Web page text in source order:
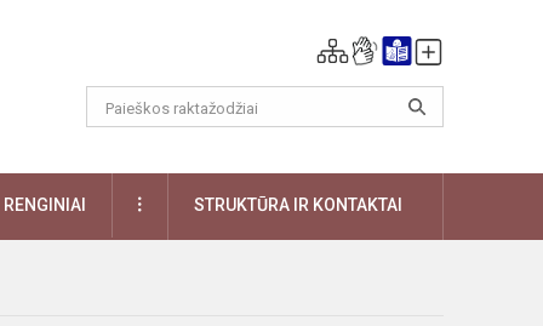
RENGINIAI DAUGIAUSTRUKTŪRA IR KONTAKTAI